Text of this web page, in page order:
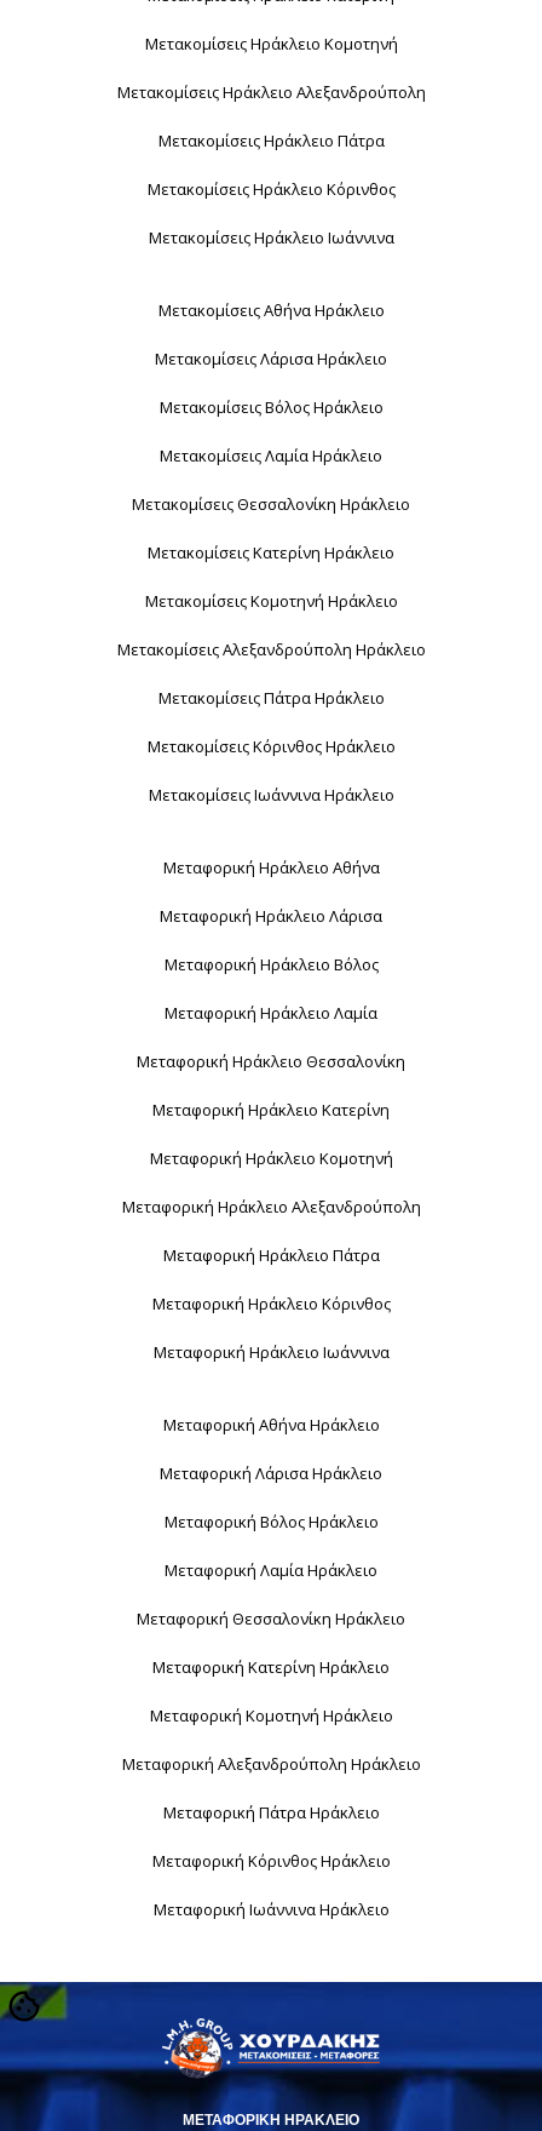
Μετακομίσεις Ηράκλειο Κομοτηνή
Μετακομίσεις Ηράκλειο Αλεξανδρούπολη
Μετακομίσεις Ηράκλειο Πάτρα
Μετακομίσεις Ηράκλειο Κόρινθος
Μετακομίσεις Ηράκλειο Ιωάννινα
Μετακομίσεις Αθήνα Ηράκλειο
Μετακομίσεις Λάρισα Ηράκλειο
Μετακομίσεις Βόλος Ηράκλειο
Μετακομίσεις Λαμία Ηράκλειο
Μετακομίσεις Θεσσαλονίκη Ηράκλειο
Μετακομίσεις Κατερίνη Ηράκλειο
Μετακομίσεις Κομοτηνή Ηράκλειο
Μετακομίσεις Αλεξανδρούπολη Ηράκλειο
Μετακομίσεις Πάτρα Ηράκλειο
Μετακομίσεις Κόρινθος Ηράκλειο
Μετακομίσεις Ιωάννινα Ηράκλειο
Μεταφορική Ηράκλειο Αθήνα
Μεταφορική Ηράκλειο Λάρισα
Μεταφορική Ηράκλειο Βόλος
Μεταφορική Ηράκλειο Λαμία
Μεταφορική Ηράκλειο Θεσσαλονίκη
Μεταφορική Ηράκλειο Κατερίνη
Μεταφορική Ηράκλειο Κομοτηνή
Μεταφορική Ηράκλειο Αλεξανδρούπολη
Μεταφορική Ηράκλειο Πάτρα
Μεταφορική Ηράκλειο Κόρινθος
Μεταφορική Ηράκλειο Ιωάννινα
Μεταφορική Αθήνα Ηράκλειο
Μεταφορική Λάρισα Ηράκλειο
Μεταφορική Βόλος Ηράκλειο
Μεταφορική Λαμία Ηράκλειο
Μεταφορική Θεσσαλονίκη Ηράκλειο
Μεταφορική Κατερίνη Ηράκλειο
Μεταφορική Κομοτηνή Ηράκλειο
Μεταφορική Αλεξανδρούπολη Ηράκλειο
Μεταφορική Πάτρα Ηράκλειο
Μεταφορική Κόρινθος Ηράκλειο
Μεταφορική Ιωάννινα Ηράκλειο
ΜΕΤΑΦΟΡΙΚΗ ΗΡΑΚΛΕΙΟ